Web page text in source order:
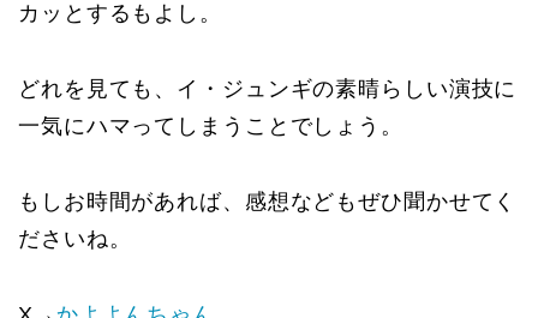
カッとするもよし。
どれを見ても、イ・ジュンギの素晴らしい演技に
一気にハマってしまうことでしょう。
もしお時間があれば、感想などもぜひ聞かせてく
ださいね。